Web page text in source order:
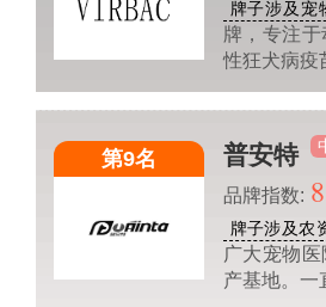
牌子涉及宠
牌，专注
性狂犬病疫
第9名 普安特
品牌指数:
牌子涉及农
广大宠物
产基地。一